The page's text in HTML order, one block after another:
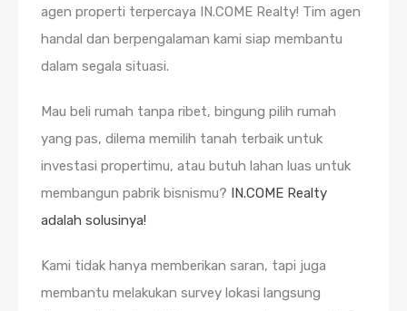
agen properti terpercaya IN.COME Realty! Tim agen
handal dan berpengalaman kami siap membantu
dalam segala situasi.
Mau beli rumah tanpa ribet, bingung pilih rumah
yang pas, dilema memilih tanah terbaik untuk
investasi propertimu, atau butuh lahan luas untuk
membangun pabrik bisnismu? IN.COME Realty
adalah solusinya!
Kami tidak hanya memberikan saran, tapi juga
membantu melakukan survey lokasi langsung